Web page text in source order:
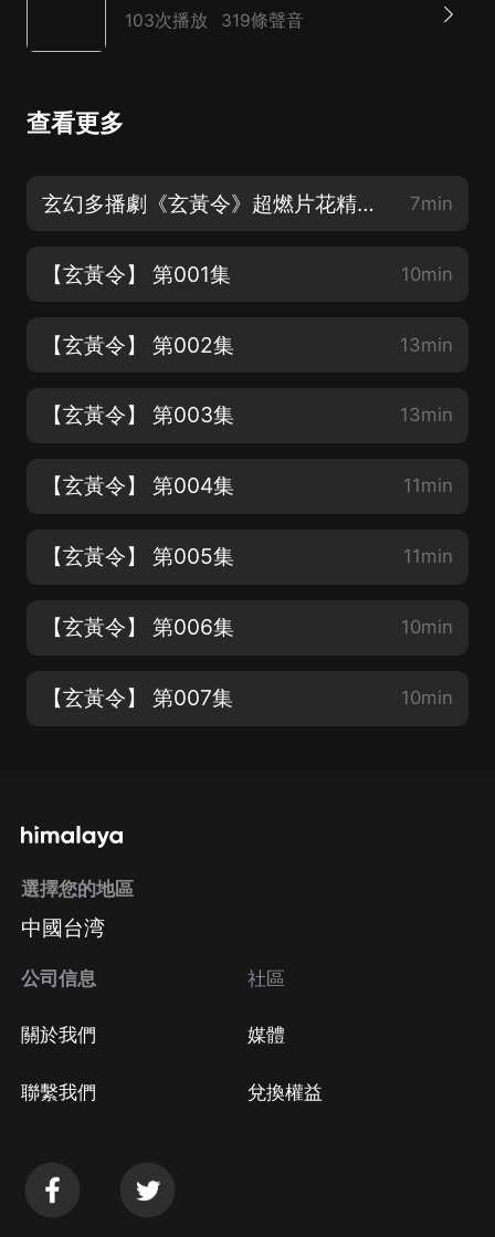
103次播放 319條聲音
查看更多
玄幻多播劇《玄黃令》超燃片花精彩呈現！【新書上架，每日更新，訂閱不迷路】 7min
【玄黃令】 第001集 10min
【玄黃令】 第002集 13min
【玄黃令】 第003集 13min
【玄黃令】 第004集 11min
【玄黃令】 第005集 11min
【玄黃令】 第006集 10min
【玄黃令】 第007集 10min
選擇您的地區
中國台湾
公司信息
關於我們
聯繫我們
社區
媒體
兌換權益